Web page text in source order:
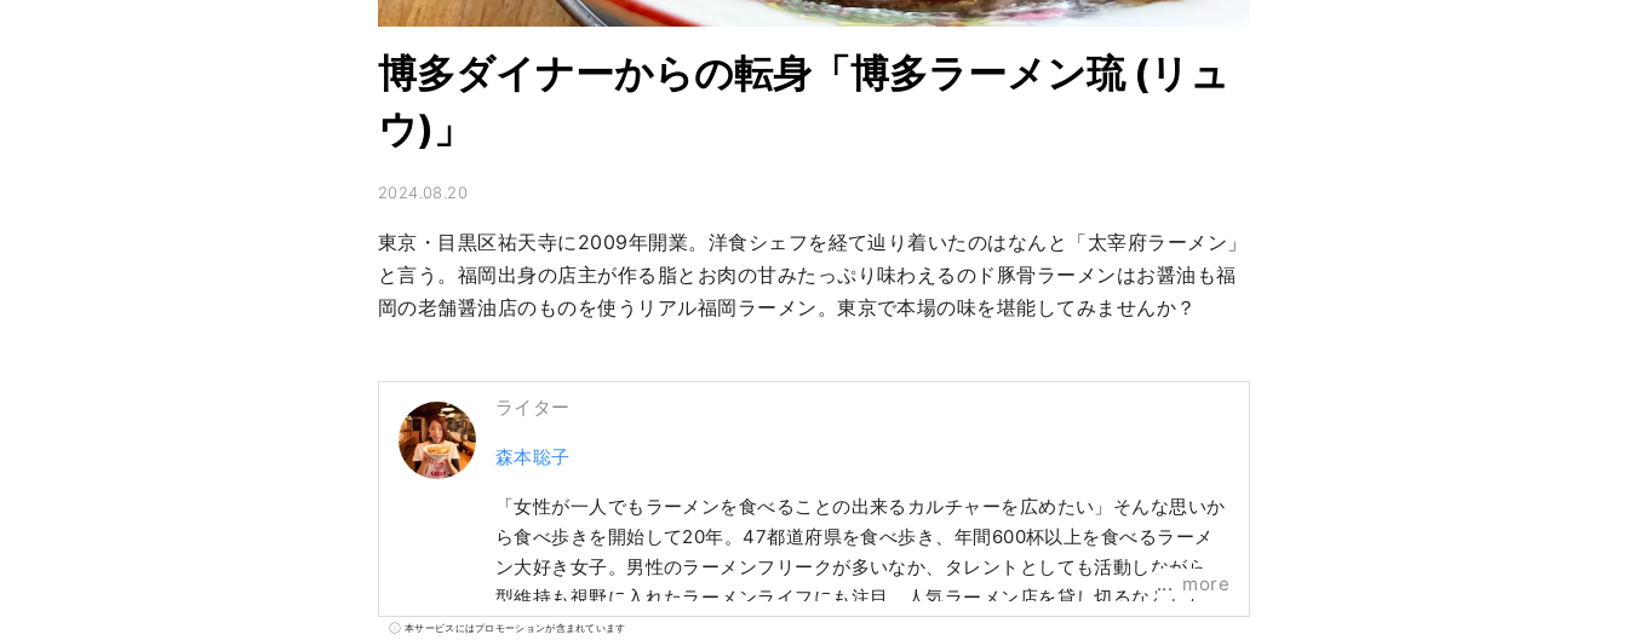
博多ダイナーからの転身「博多ラーメン琉 (リュ
ウ)」
2024.08.20
東京・目黒区祐天寺に2009年開業。洋食シェフを経て辿り着いたのはなんと「太宰府ラーメン」
と言う。福岡出身の店主が作る脂とお肉の甘みたっぷり味わえるのド豚骨ラーメンはお醤油も福
岡の老舗醤油店のものを使うリアル福岡ラーメン。東京で本場の味を堪能してみませんか？
ライター
森本聡子
「女性が一人でもラーメンを食べることの出来るカルチャーを広めたい」そんな思いか
ら食べ歩きを開始して20年。47都道府県を食べ歩き、年間600杯以上を食べるラーメ
ン大好き女子。男性のラーメンフリークが多いなか、タレントとしても活動しながら体
型維持も視野に入れたラーメンライフにも注目。人気ラーメン店を貸し切るなどした
「ラーメン女子会」を主宰し、2015年、横浜赤レンガ倉庫にて「第一回ラーメン女子
more
本サービスにはプロモーションが含まれています